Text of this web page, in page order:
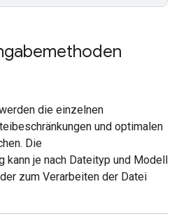
die einzelnen
und optimalen
Die
kann je nach Dateityp und Modell
zum Verarbeiten der Datei